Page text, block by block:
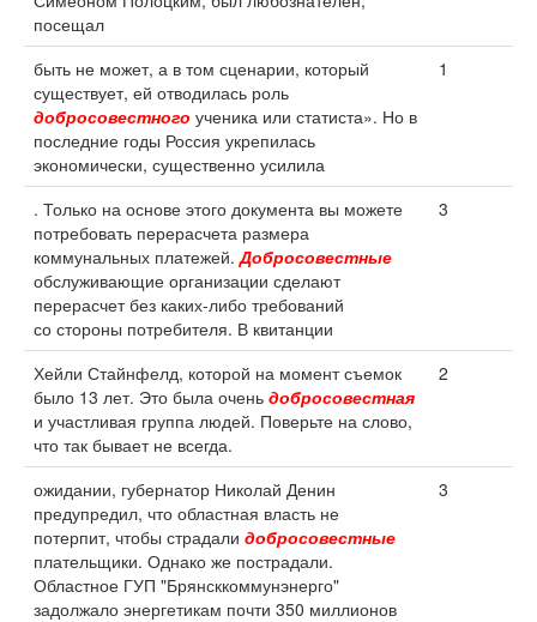
посещал
быть не может, а в том сценарии, который
существует, ей отводилась роль
добросовестного ученика или статиста». Но в
последние годы Россия укрепилась
экономически, существенно усилила
1
. Только на основе этого документа вы можете
потребовать перерасчета размера
коммунальных платежей.Добросовестные
обслуживающие организации сделают
перерасчет без каких-либо требований
со стороны потребителя. В квитанции
3
Хейли Стайнфелд, которой на момент съемок
было 13 лет. Это была очень добросовестная
и участливая группа людей. Поверьте на слово,
что так бывает не всегда.
2
ожидании, губернатор Николай Денин
предупредил, что областная власть не
потерпит, чтобы страдали добросовестные
плательщики. Однако же пострадали.
Областное ГУП "Брянсккоммунэнерго"
задолжало энергетикам почти 350 миллионов
3